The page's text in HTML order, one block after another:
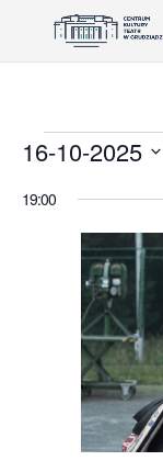
for
2025
16-10-2025
datę.
19:00